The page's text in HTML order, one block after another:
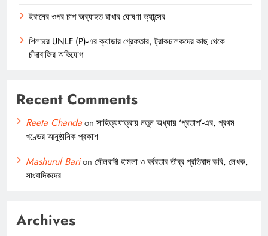
ইরানের ওপর চাপ অব্যাহত রাখার ঘোষণা ভ্যান্সের
শিলচরে UNLF (P)-এর ক্যাডার গ্রেফতার, ট্রাকচালকদের কাছ থেকে
চাঁদাবাজির অভিযোগ
Recent Comments
Reeta Chandaon সাহিত্যযাত্রায় নতুন অধ্যায় ‘প্রতাপ’-এর, প্রথম
খণ্ডের আনুষ্ঠানিক প্রকাশ
Mashurul Barion মৌলবাদী হামলা ও বর্বরতার তীব্র প্রতিবাদ কবি, লেখক,
সাংবাদিকদের
Archives